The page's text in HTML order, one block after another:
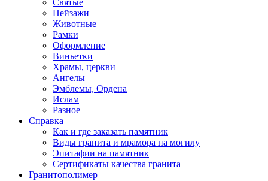
Святые
Пейзажи
Животные
Рамки
Оформление
Виньетки
Храмы, церкви
Ангелы
Эмблемы, Ордена
Ислам
Разное
Справка
Как и где заказать памятник
Виды гранита и мрамора на могилу
Эпитафии на памятник
Сертификаты качества гранита
Гранитополимер